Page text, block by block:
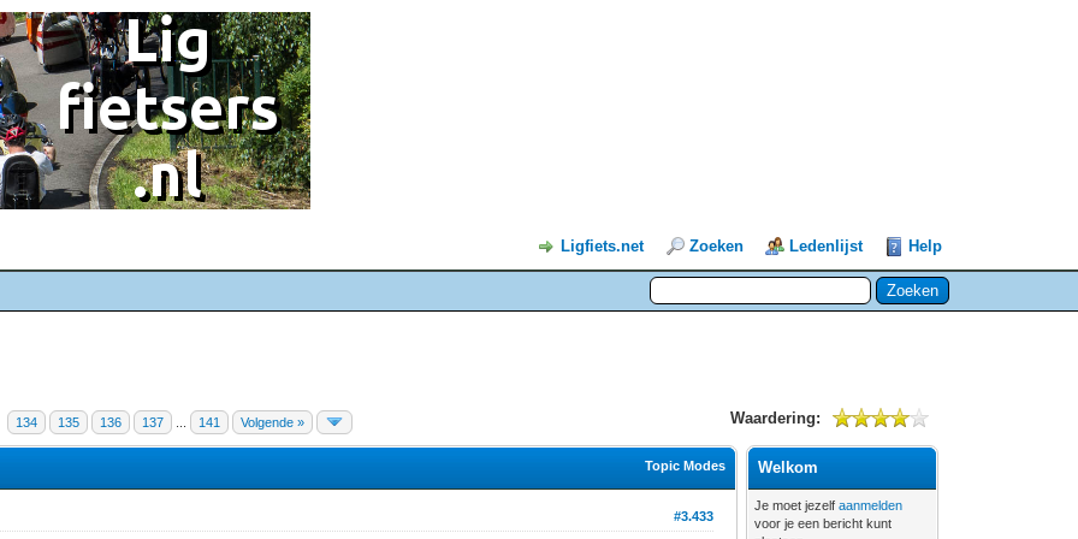
Ligfiets.net Zoeken Ledenlijst Help
134 135 136 137 141 Volgende » Waardering:
Topic Modes
#3.433
Welkom
Je moet jezelfaanmelden
voor je een bericht kunt